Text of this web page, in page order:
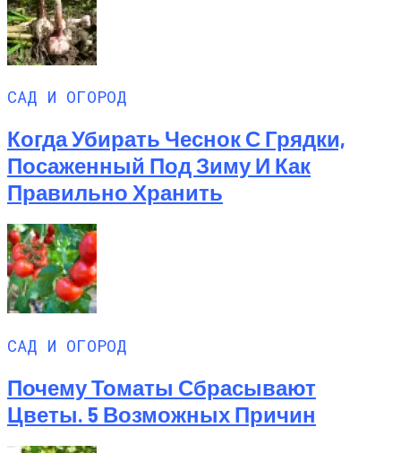
САД И ОГОРОД
Когда Убирать Чеснок С Грядки,
Посаженный Под Зиму И Как
Правильно Хранить
САД И ОГОРОД
Почему Томаты Сбрасывают
Цветы. 5 Возможных Причин